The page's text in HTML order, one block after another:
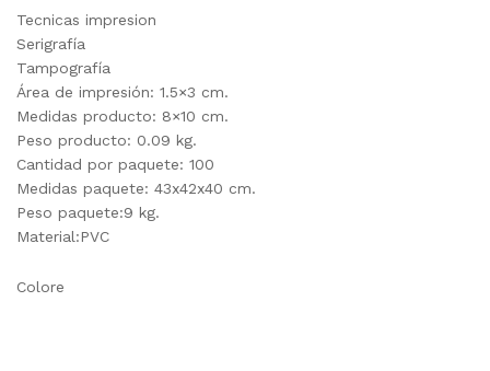
Tecnicas impresion
Serigrafía
Tampografía
Área de impresión: 1.5×3 cm.
Medidas producto: 8×10 cm.
Peso producto: 0.09 kg.
Cantidad por paquete: 100
Medidas paquete: 43x42x40 cm.
Peso paquete:9 kg.
Material:PVC
Colore